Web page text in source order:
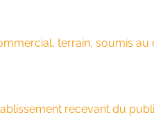
terrain, soumis
recevant du